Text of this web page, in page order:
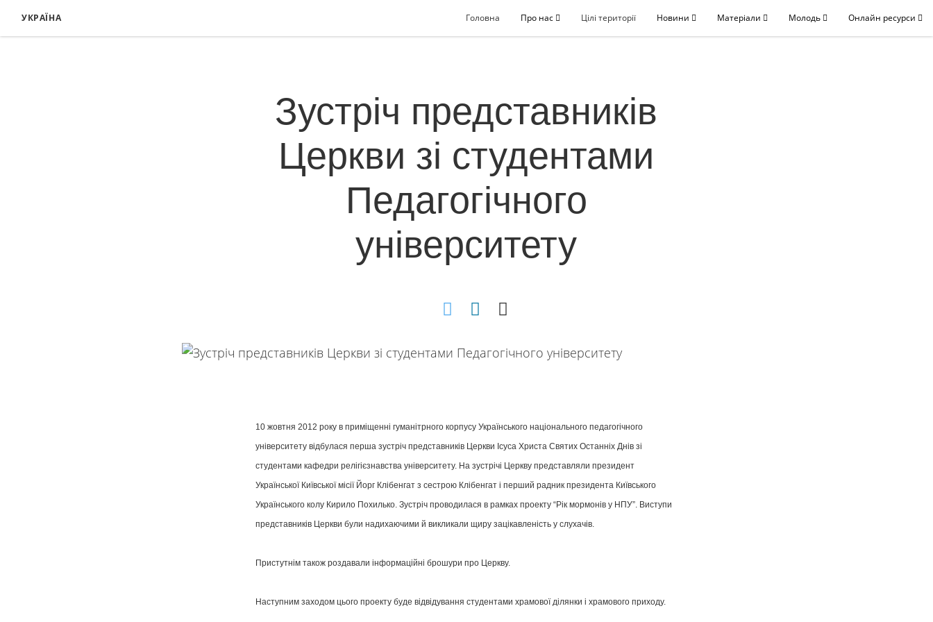
УКРАЇНА Головна Про нас Цілі території Новини Матеріали Молодь Онлайн ресурси
Зустріч представників
Церкви зі студентами
Педагогічного
університету
10 жовтня 2012 року в приміщенні гуманітрного корпусу Українського національного педагогічного
університету відбулася перша зустріч представників Церкви Ісуса Христа Святих Останніх Днів зі
студентами кафедри релігієзнавства університету. На зустрічі Церкву представляли президент
Української Київської місії Йорг Клібенгат з сестрою Клібенгат і перший радник президента Київського
Українського колу Кирило Похилько. Зустріч проводилася в рамках проекту “Рік мормонів у НПУ”. Виступи
представників Церкви були надихаючими й викликали щиру зацікавленість у слухачів.
Пристутнім також роздавали інформаційні брошури про Церкву.
Наступним заходом цього проекту буде відвідування студентами храмової ділянки і храмового приходу.